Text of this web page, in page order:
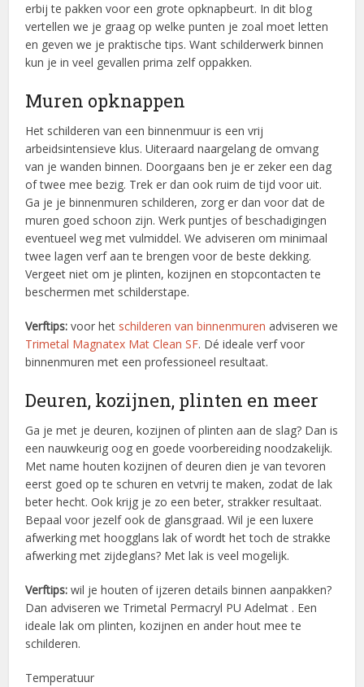
erbij te pakken voor een grote opknapbeurt. In dit blog
vertellen we je graag op welke punten je zoal moet letten
en geven we je praktische tips. Want schilderwerk binnen
kun je in veel gevallen prima zelf oppakken.
Muren opknappen
Het schilderen van een binnenmuur is een vrij
arbeidsintensieve klus. Uiteraard naargelang de omvang
van je wanden binnen. Doorgaans ben je er zeker een dag
of twee mee bezig. Trek er dan ook ruim de tijd voor uit.
Ga je je binnenmuren schilderen, zorg er dan voor dat de
muren goed schoon zijn. Werk puntjes of beschadigingen
eventueel weg met vulmiddel. We adviseren om minimaal
twee lagen verf aan te brengen voor de beste dekking.
Vergeet niet om je plinten, kozijnen en stopcontacten te
beschermen met schilderstape.
Verftips:voor het schilderen van binnenmuren adviseren we
Trimetal Magnatex Mat Clean SF. Dé ideale verf voor
binnenmuren met een professioneel resultaat.
Deuren, kozijnen, plinten en meer
Ga je met je deuren, kozijnen of plinten aan de slag? Dan is
een nauwkeurig oog en goede voorbereiding noodzakelijk.
Met name houten kozijnen of deuren dien je van tevoren
eerst goed op te schuren en vetvrij te maken, zodat de lak
beter hecht. Ook krijg je zo een beter, strakker resultaat.
Bepaal voor jezelf ook de glansgraad. Wil je een luxere
afwerking met hoogglans lak of wordt het toch de strakke
afwerking met zijdeglans? Met lak is veel mogelijk.
Verftips:wil je houten of ijzeren details binnen aanpakken?
Dan adviseren we Trimetal Permacryl PU Adelmat . Een
ideale lak om plinten, kozijnen en ander hout mee te
schilderen.
Temperatuur